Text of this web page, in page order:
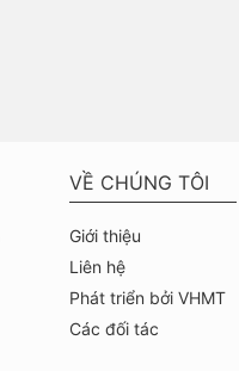
VỀ CHÚNG TÔI
Giới thiệu
Liên hệ
Phát triển bởi VHMT
Các đối tác